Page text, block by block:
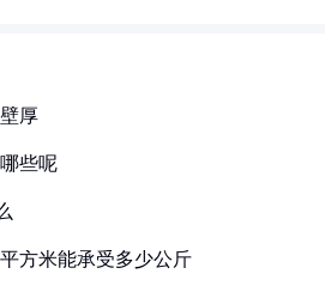
厚
些呢
方米能承受多少公斤